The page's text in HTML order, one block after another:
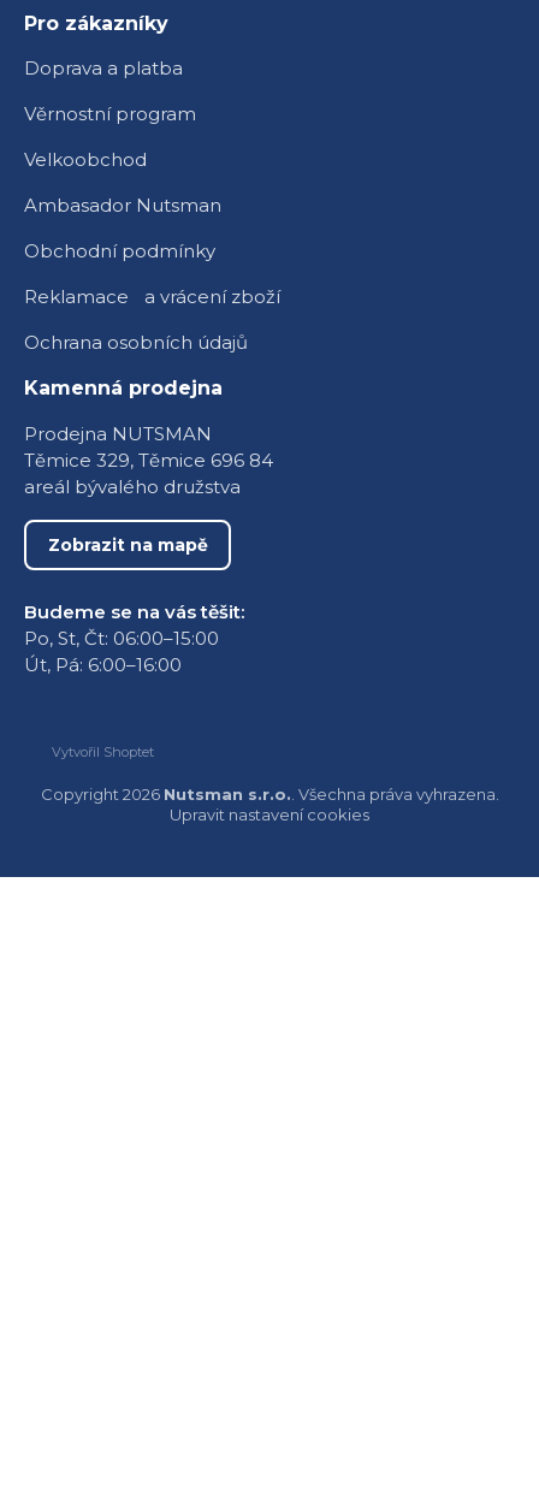
Pro zákazníky
Doprava a platba
Věrnostní program
Velkoobchod
Ambasador Nutsman
Obchodní podmínky
Reklamace a vrácení zboží
Ochrana osobních údajů
Kamenná prodejna
Prodejna NUTSMAN
Těmice 329, Těmice 696 84
areál bývalého družstva
Zobrazit na mapě
Budeme se na vás těšit:
Po, St, Čt: 06:00–15:00
Út, Pá: 6:00–16:00
Vytvořil Shoptet
Copyright 2026 Nutsman s.r.o.. Všechna práva vyhrazena.
Upravit nastavení cookies